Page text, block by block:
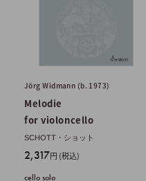
Jörg Widmann (b. 1973)
Melodie
for violoncello
SCHOTT・ショット
販
2,317円 (税込)
cello solo